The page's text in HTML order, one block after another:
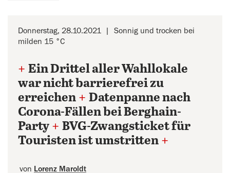
Donnerstag, 28.10.2021
Sonnig und trocken bei
milden 15 °C
+ Ein Drittel aller Wahllokale
war nicht barrierefrei zu
erreichen + Datenpanne nach
Corona-Fällen bei Berghain-
Party + BVG-Zwangsticket für
Touristen ist umstritten +
von Lorenz Maroldt